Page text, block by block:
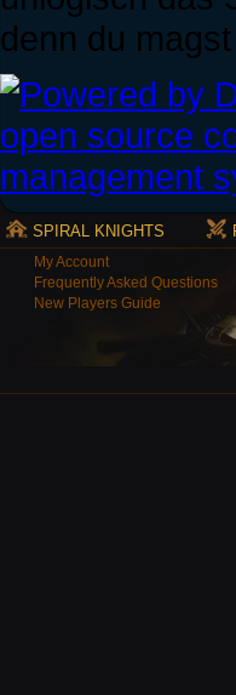
denn du
SPIRAL KNIGHTS
My Account
Frequently Asked Questions
New Players Guide